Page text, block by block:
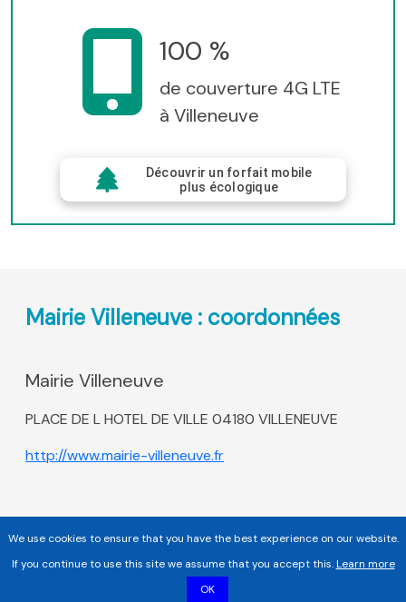
100 %
de couverture 4G LTE
à Villeneuve
Découvrir un forfait mobile
plus écologique
Mairie Villeneuve : coordonnées
Mairie Villeneuve
PLACE DE L HOTEL DE VILLE 04180 VILLENEUVE
http://www.mairie-villeneuve.fr
We use cookies to ensure that you have the best experience on our website.
If you continue to use this site we assume that you accept this.Learn more
OK